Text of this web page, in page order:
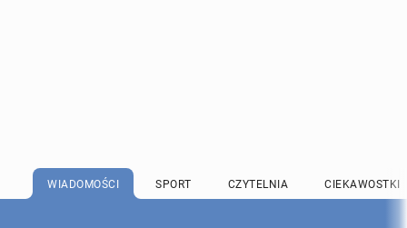
WIADOMOŚCI SPORT CZYTELNIA CIEKAWOSTKI